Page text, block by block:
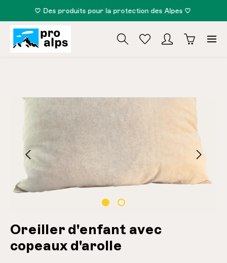
principal
♡ Des produits pour la protection des Alpes ♡
Ignorer la galerie d'images
Oreiller d'enfant avec
copeaux d'arolle